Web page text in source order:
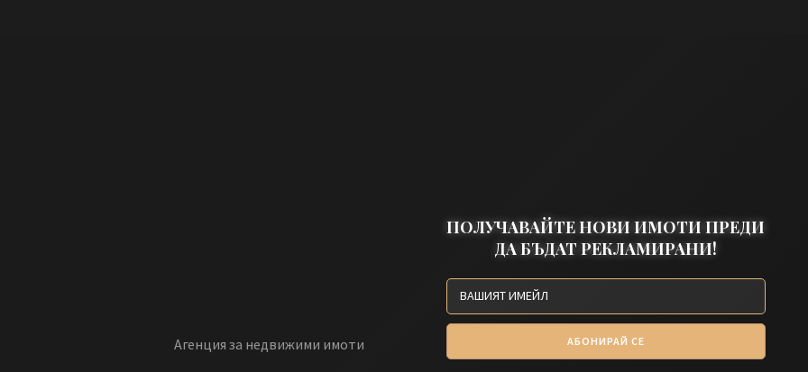
Агенция за недвижими имоти
ПОЛУЧАВАЙТЕ НОВИ ИМОТИ ПРЕДИ
ДА БЪДАТ РЕКЛАМИРАНИ!
АБОНИРАЙ СЕ